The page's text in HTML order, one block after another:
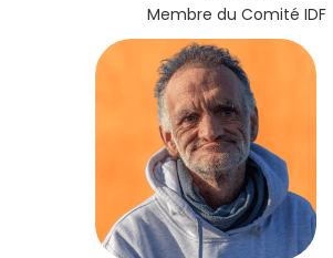
Membre du Comité IDF